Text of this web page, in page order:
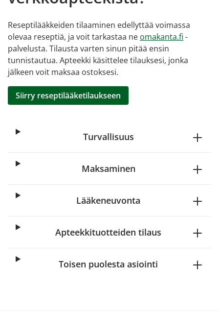
Reseptilääkkeiden tilaaminen edellyttää voimassa
olevaa reseptiä, ja voit tarkastaa ne omakanta.fi -
palvelusta. Tilausta varten sinun pitää ensin
tunnistautua. Apteekki käsittelee tilauksesi, jonka
jälkeen voit maksaa ostoksesi.
Siirry reseptilääketilaukseen
Turvallisuus
Maksaminen
Lääkeneuvonta
Apteekkituotteiden tilaus
Toisen puolesta asiointi